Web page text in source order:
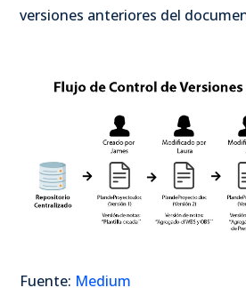
versiones anteriores del
Fuente: Medium